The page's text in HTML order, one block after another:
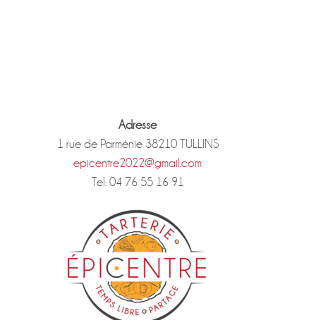
Adresse
1 rue de Parménie 38210 TULLINS
epicentre2022@gmail.com
Tel: 04 76 55 16 91